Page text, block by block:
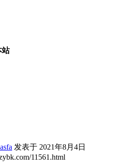
站
发表于 2021年8月4日
11561.html